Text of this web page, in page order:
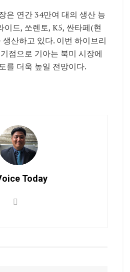
은 연간 34만여 대의 생산 능
이드, 쏘렌토, K5, 싼타페(현
산하고 있다. 이번 하이브리
점으로 기아는 북미 시장에
를 더욱 높일 전망이다.
Today